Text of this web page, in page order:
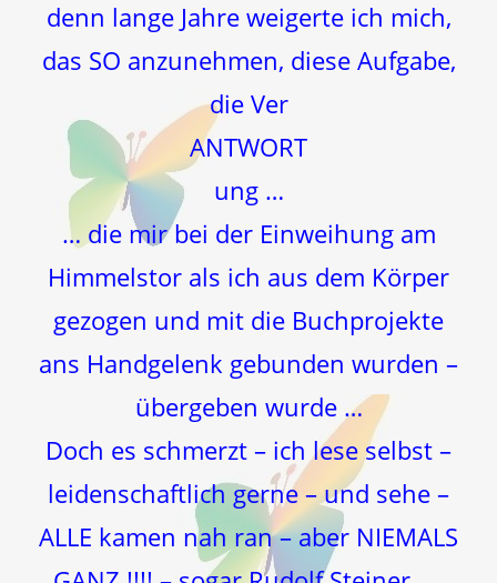
denn lange Jahre weigerte ich mich,
das SO anzunehmen, diese Aufgabe,
die Ver
ANTWORT
ung …
… die mir bei der Einweihung am
Himmelstor als ich aus dem Körper
gezogen und mit die Buchprojekte
ans Handgelenk gebunden wurden –
übergeben wurde …
Doch es schmerzt – ich lese selbst –
leidenschaftlich gerne – und sehe –
ALLE kamen nah ran – aber NIEMALS